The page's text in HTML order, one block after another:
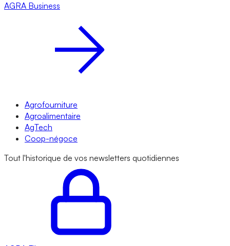
AGRA Business
Agrofourniture
Agroalimentaire
AgTech
Coop-négoce
Tout l'historique de vos newsletters quotidiennes